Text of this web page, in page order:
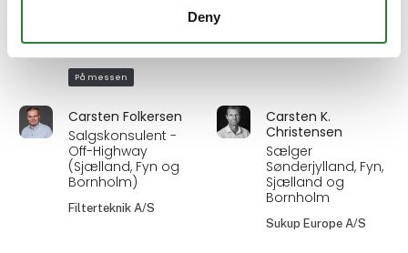
Deny
På messen
Carsten Folkersen
Salgskonsulent -
Off-Highway
(Sjælland, Fyn og
Bornholm)
Filterteknik A/S
Carsten K.
Christensen
Sælger
Sønderjylland, Fyn,
Sjælland og
Bornholm
Sukup Europe A/S